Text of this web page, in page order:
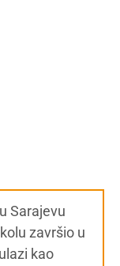
Sarajevu
završio u
kao